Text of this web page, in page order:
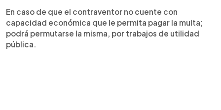
En caso de que el contraventor no cuente con
capacidad económica que le permita pagar la multa;
podrá permutarse la misma, por trabajos de utilidad
pública.